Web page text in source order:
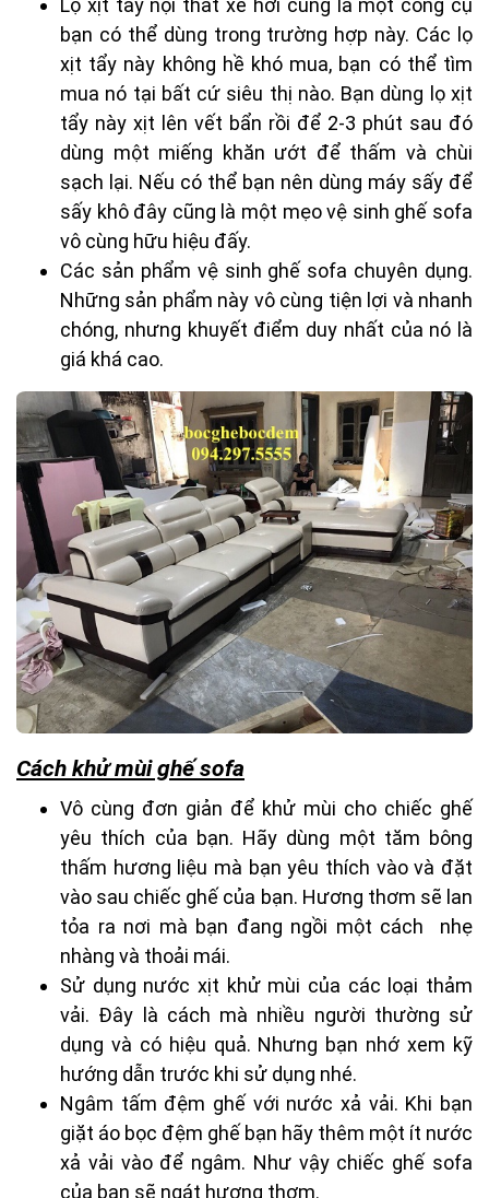
Lọ xịt tẩy nội thất xe hơi cũng là một công cụ
bạn có thể dùng trong trường hợp này. Các lọ
xịt tẩy này không hề khó mua, bạn có thể tìm
mua nó tại bất cứ siêu thị nào. Bạn dùng lọ xịt
tẩy này xịt lên vết bẩn rồi để 2-3 phút sau đó
dùng một miếng khăn ướt để thấm và chùi
sạch lại. Nếu có thể bạn nên dùng máy sấy để
sấy khô đây cũng là một mẹo vệ sinh ghế sofa
vô cùng hữu hiệu đấy.
Các sản phẩm vệ sinh ghế sofa chuyên dụng.
Những sản phẩm này vô cùng tiện lợi và nhanh
chóng, nhưng khuyết điểm duy nhất của nó là
giá khá cao.
Cách khử mùi ghế sofa
Vô cùng đơn giản để khử mùi cho chiếc ghế
yêu thích của bạn. Hãy dùng một tăm bông
thấm hương liệu mà bạn yêu thích vào và đặt
vào sau chiếc ghế của bạn. Hương thơm sẽ lan
tỏa ra nơi mà bạn đang ngồi một cách nhẹ
nhàng và thoải mái.
Sử dụng nước xịt khử mùi của các loại thảm
vải. Đây là cách mà nhiều người thường sử
dụng và có hiệu quả. Nhưng bạn nhớ xem kỹ
hướng dẫn trước khi sử dụng nhé.
Ngâm tấm đệm ghế với nước xả vải. Khi bạn
giặt áo bọc đệm ghế bạn hãy thêm một ít nước
xả vải vào để ngâm. Như vậy chiếc ghế sofa
của bạn sẽ ngát hương thơm.